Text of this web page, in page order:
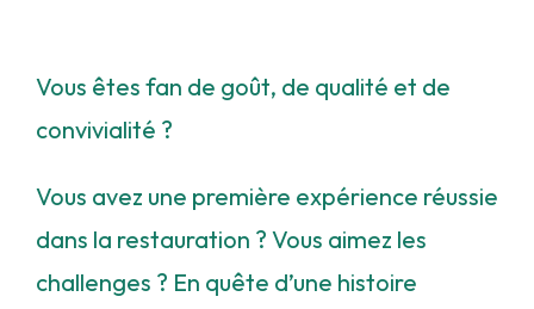
Vous êtes fan de goût, de qualité et de
convivialité ?
Vous avez une première expérience réussie
dans la restauration ? Vous aimez les
challenges ? En quête d’une histoire